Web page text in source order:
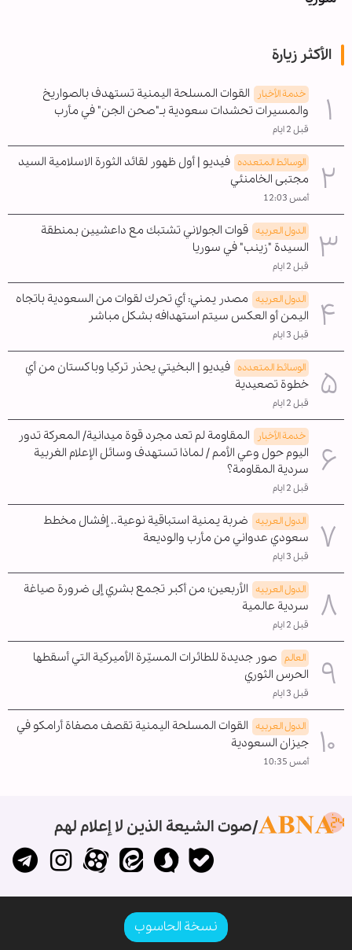
الأكثر زيارة
خدمة الأخبار
القوات المسلحة اليمنية تستهدف بالصواريخ
والمسيرات تحشدات سعودية بـ"صحن الجن" في مأرب
قبل 2 ايام
الوسائط المتعدده فيديو | أول ظهور لقائد الثورة الاسلامية السيد
مجتبى الخامنئي
أمس 12:03
الدول العربیه قوات الجولاني تشتبك مع داعشيين بمنطقة
السيدة "زينب" في سوريا
قبل 2 ايام
الدول العربیه مصدر يمني: أي تحرك لقوات من السعودية باتجاه
اليمن أو العكس سيتم استهدافه بشكل مباشر
قبل 3 ايام
الوسائط المتعدده فيديو | البخيتي يحذر تركيا وباكستان من أي
خطوة تصعيدية
قبل 2 ايام
خدمة الأخبار
المقاومة لم تعد مجرد قوة ميدانية/ المعركة تدور
اليوم حول وعي الأمم / لماذا تستهدف وسائل الإعلام الغربية
سردية المقاومة؟
قبل 2 ايام
الدول العربیه ضربة يمنية استباقية نوعية.. إفشال مخطط
سعودي عدواني من مأرب والوديعة
قبل 3 ايام
الدول العربیه الأربعين؛ من أكبر تجمع بشري إلى ضرورة صياغة
سردية عالمية
قبل 2 ايام
العالم صور جديدة للطائرات المسيّرة الأميركية التي أسقطها
الحرس الثوري
قبل 3 ايام
الدول العربیه القوات المسلحة اليمنية تقصف مصفاة أرامكو في
جيزان السعودية
أمس 10:35
صوت الشيعة الذين لا إعلام لهم
نسخة الحاسوب